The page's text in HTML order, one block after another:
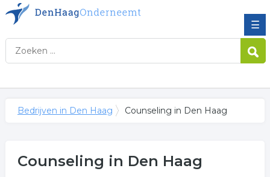
☰
Bedrijven in Den Haag Counseling in Den Haag
Counseling in Den Haag